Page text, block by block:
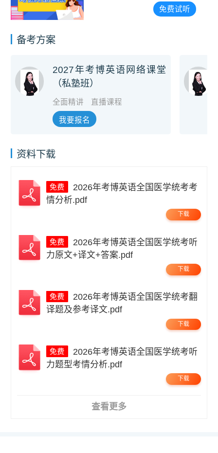
免费试听
备考方案
2027年考博英语网络课堂
（私塾班）
全面精讲 直播课程
我要报名
资料下载
情分析.pdf
下载
力原文+译文+答案.pdf
下载
译题及参考译文.pdf
下载
力题型考情分析.pdf
下载
查看更多